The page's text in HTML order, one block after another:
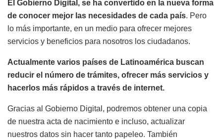
El Gobierno Digital, se ha convertido en la nueva forma
de conocer mejor las necesidades de cada país. Pero
lo más importante, en un medio para ofrecer mejores
servicios y beneficios para nosotros los ciudadanos.
Actualmente varios países de Latinoamérica buscan
reducir el número de trámites, ofrecer más servicios y
hacerlos más rápidos a través de internet.
Gracias al Gobierno Digital, podremos obtener una copia
de nuestra acta de nacimiento e incluso, actualizar
nuestros datos sin hacer tanto papeleo. También